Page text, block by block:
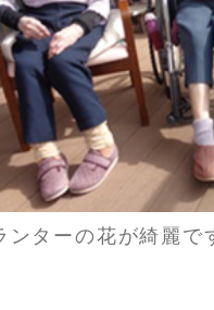
ンターの花が綺麗で